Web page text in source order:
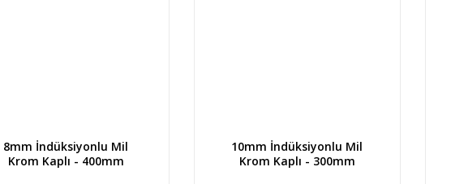
8mm İndüksiyonlu Mil
Krom Kaplı - 400mm
10mm İndüksiyonlu Mil
Krom Kaplı - 300mm